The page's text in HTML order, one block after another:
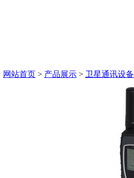
网站首页 > 产品展示 > 卫星通讯设备